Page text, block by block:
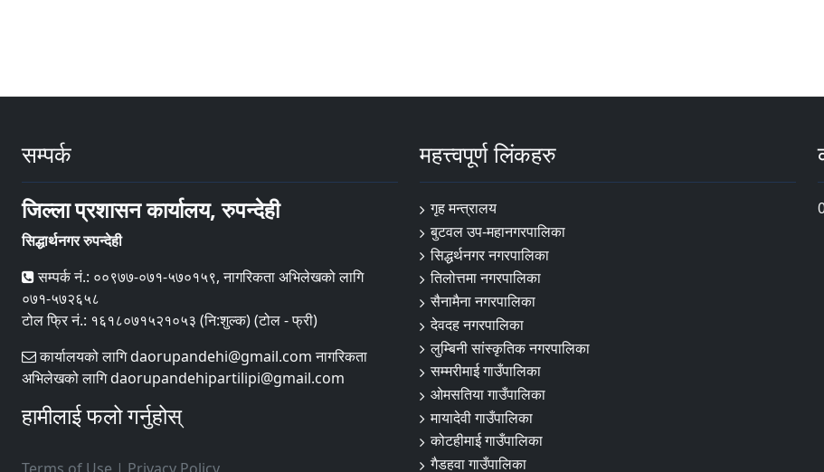
सम्पर्क
जिल्ला प्रशासन कार्यालय, रुपन्देही
सिद्धार्थनगर रुपन्देही
सम्पर्क नं.: ००९७७-०७१-५७०१५९, नागरिकता अभिलेखको लागि
०७१-५७२६५८
टोल फ्रि नं.: १६१८०७१५२१०५३ (नि:शुल्क) (टोल - फ्री)
कार्यालयको लागि daorupandehi@gmail.com नागरिकता
अभिलेखको लागि daorupandehipartilipi@gmail.com
हामीलाई फलो गर्नुहोस्
महत्त्वपूर्ण लिंकहरु
गृह मन्त्रालय
बुटवल उप-महानगरपालिका
सिद्धर्थनगर नगरपालिका
तिलोत्तमा नगरपालिका
सैनामैना नगरपालिका
देवदह नगरपालिका
लुम्बिनी सांस्कृतिक नगरपालिका
सम्मरीमाई गाउँपालिका
ओमसतिया गाउँपालिका
मायादेवी गाउँपालिका
कोटहीमाई गाउँपालिका
गैडहवा गाउँपालिका